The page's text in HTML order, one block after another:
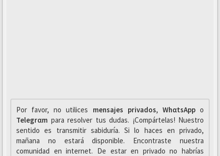
Por favor, no utilices mensajes privados, WhαtsAppo
Telegrαm para resolver tus dudas. ¡Compártelas! Nuestro
sentido es transmitir sabiduría. Si lo haces en privado,
mañana no estará disponible. Encontraste nuestra
comunidad en internet. De estar en privado no habrías